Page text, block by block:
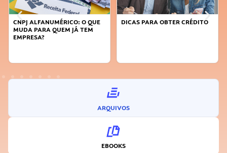
CNPJ ALFANUMÉRICO: O QUE
MUDA PARA QUEM JÁ TEM
EMPRESA?
DICAS PARA OBTER CRÉDITO
ARQUIVOS
EBOOKS